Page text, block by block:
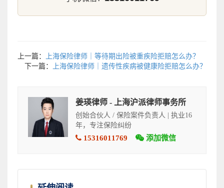
上一篇：
上海保险律师｜等待期出险被重疾险拒赔怎么办？
下一篇：
上海保险律师｜遗传性疾病被健康险拒赔怎么办？
姜瑛律师 - 上海沪派律师事务所
创始合伙人 / 保险案件负责人 | 执业16
年，专注保险纠纷
15316011769 添加微信